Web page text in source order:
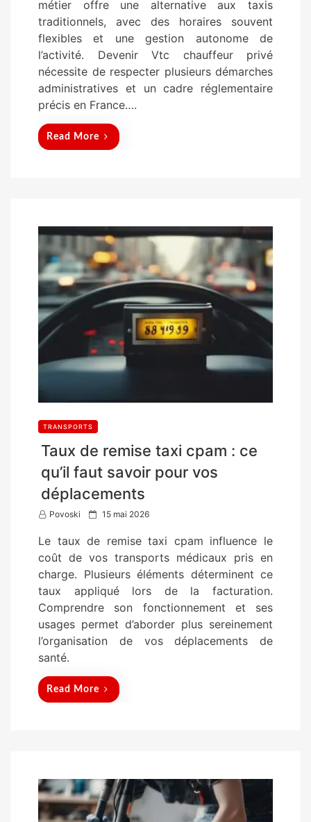
d
o
n
métier offre une alternative aux taxis
traditionnels, avec des horaires souvent
flexibles et une gestion autonome de
l’activité. Devenir Vtc chauffeur privé
nécessite de respecter plusieurs démarches
administratives et un cadre réglementaire
précis en France….
Read More
TRANSPORTS
Taux de remise taxi cpam : ce
qu’il faut savoir pour vos
déplacements
Povoski
P
s
t
e
d
o
n
15 mai 2026
Le taux de remise taxi cpam influence le
coût de vos transports médicaux pris en
charge. Plusieurs éléments déterminent ce
taux appliqué lors de la facturation.
Comprendre son fonctionnement et ses
usages permet d’aborder plus sereinement
l’organisation de vos déplacements de
santé.
Read More